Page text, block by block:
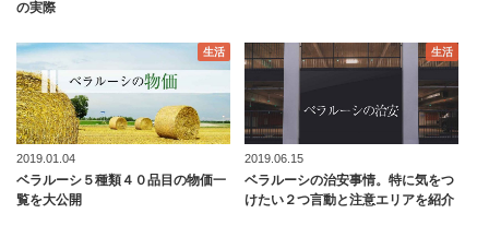
の実際
生活
2019.01.04
ベラルーシ５種類４０品目の物価一
覧を大公開
生活
2019.06.15
ベラルーシの治安事情。特に気をつ
けたい２つ言動と注意エリアを紹介